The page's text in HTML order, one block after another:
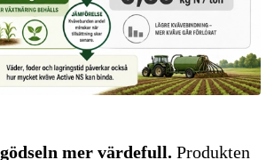
mer värdefull. Produkten